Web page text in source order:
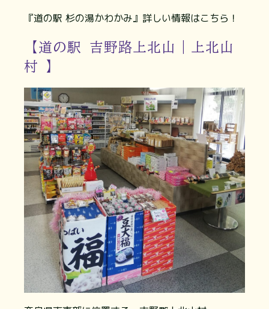
『道の駅 杉の湯かわかみ』詳しい情報はこちら！
【道の駅 吉野路上北山｜上北山
村 】